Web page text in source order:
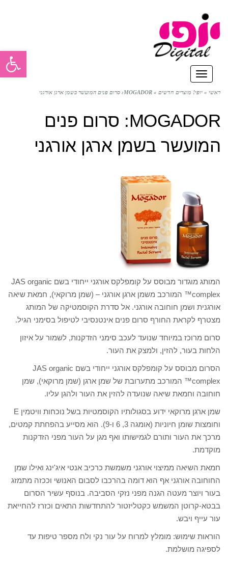
תפריט
ראשי » יופי! מוצרים חדשים » MOGADOR: סרום פנים המועשר בשמן ארגן אורגני
MOGADOR: סרום פנים
המועשר בשמן ארגן אורגני
המותג מוגדור מבוסס על קומפלקס אורגני ייחודי בשם JAS organic
complex™ המורכב משמן ארגן אורגני – (שמן מרוקאי), חמאת שיאה
אורגנית ושמן חוחובה אורגני. אל סדרת הקוסמטיקה של המותג
מצטרף לקראת החורף סרום פנים אינטנסיבי לטיפול בסימני הגיל.
סרום מרוכז במיוחד שנועד לעכב סימני הזדקנות, לשמור על איזון
הלחות בעור, להזין, ולמצק את העור.
הסרום מבוסס על קומפלקס אורגני ייחודי בשם JAS organic
complex™ המורכב מתערובת של שמן ארגן (שמן מרוקאי), שמן
חוחובה וחמאת שיאה שנועדה להזין את העור ולהגן עליו.
שמן ארגן מרוקאי ידוע בסגולותיו הקוסמטיות בשל נוכחות וויטמין E
וחומצות שומן חיוניות (אומגה 3, 6 ו-9). הוא מסייע בהפחתת קמטים,
מרכך את העור ותורם לגמישותו ואף מגן על העור מפני הזדקנות
מוקדמת.
חמאת השיאה ממיצוי אורגני משמשת כרכיב אנטי איג'ינג ואילו שמן
החוחובה אורגני אף הוא דומה בהרכבו לסבום האנושי וככזה מתמזג
בעור ויוצר מעטה הגנה מפני נזקי הסביבה. בנוסף עשיר הסרום
בבטא-קרוטן המשמש כקטליזטור להתחדשות התאים וכזרז להחייאת
עור עייף ויבש.
הוראות שימוש: מומלץ למרוח על עור נקי ולח מספר טיפות עד
לספיגה מושלמת.
פתח